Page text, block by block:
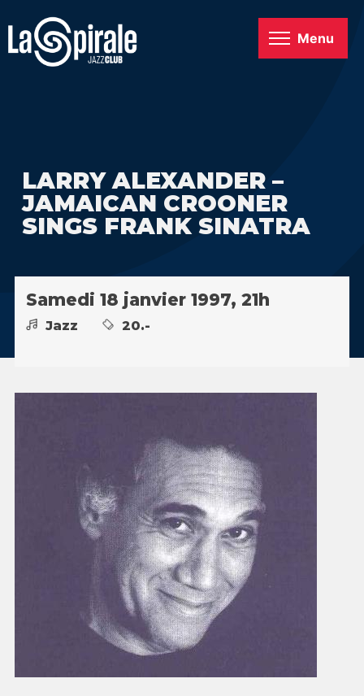
Menu
LARRY ALEXANDER –
JAMAICAN CROONER
SINGS FRANK SINATRA
Samedi 18 janvier 1997, 21h
Jazz 20.-